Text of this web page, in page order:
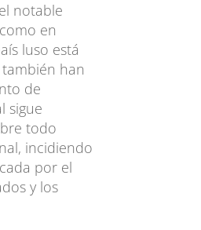
notable
en
luso está
han
de
sigue
todo
incidiendo
por el
y los